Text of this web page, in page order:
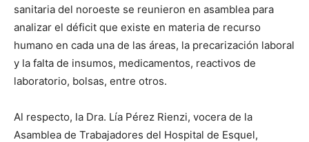
sanitaria del noroeste se reunieron en asamblea para
analizar el déficit que existe en materia de recurso
humano en cada una de las áreas, la precarización laboral
y la falta de insumos, medicamentos, reactivos de
laboratorio, bolsas, entre otros.
Al respecto, la Dra. Lía Pérez Rienzi, vocera de la
Asamblea de Trabajadores del Hospital de Esquel,